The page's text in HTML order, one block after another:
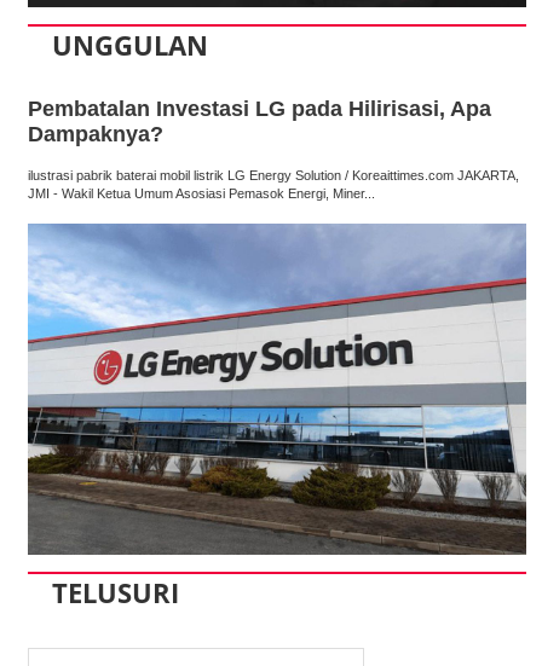
UNGGULAN
Pembatalan Investasi LG pada Hilirisasi, Apa
Dampaknya?
ilustrasi pabrik baterai mobil listrik LG Energy Solution / Koreaittimes.com JAKARTA,
JMI - Wakil Ketua Umum Asosiasi Pemasok Energi, Miner...
TELUSURI